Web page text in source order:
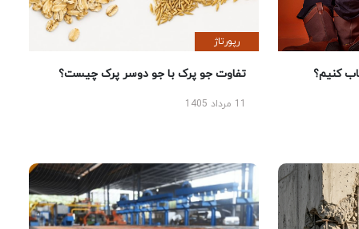
کنیم؟
رپورتاژ
تفاوت جو پرک با جو دوسر پرک چیست؟